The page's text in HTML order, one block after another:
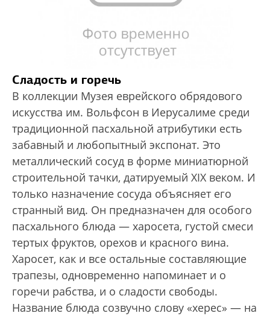
Сладость и горечь
В коллекции Музея еврейского обрядового
искусства им. Вольфсон в Иерусалиме среди
традиционной пасхальной атрибутики есть
забавный и любопытный экспонат. Это
металлический сосуд в форме миниатюрной
строительной тачки, датируемый XIX веком. И
только назначение сосуда объясняет его
странный вид. Он предназначен для особого
пасхального блюда — харосета, густой смеси
тертых фруктов, орехов и красного вина.
Харосет, как и все остальные составляющие
трапезы, одновременно напоминает и о
горечи рабства, и о сладости свободы.
Название блюда созвучно слову «херес» — на